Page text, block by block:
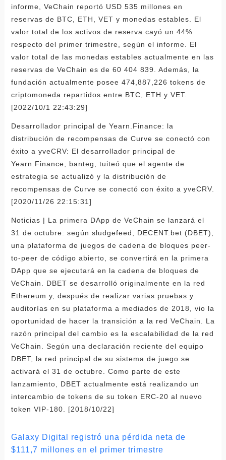
informe, VeChain reportó USD 535 millones en
reservas de BTC, ETH, VET y monedas estables. El
valor total de los activos de reserva cayó un 44%
respecto del primer trimestre, según el informe. El
valor total de las monedas estables actualmente en las
reservas de VeChain es de 60 404 839. Además, la
fundación actualmente posee 474,887,226 tokens de
criptomoneda repartidos entre BTC, ETH y VET.
[2022/10/1 22:43:29]
Desarrollador principal de Yearn.Finance: la
distribución de recompensas de Curve se conectó con
éxito a yveCRV: El desarrollador principal de
Yearn.Finance, banteg, tuiteó que el agente de
estrategia se actualizó y la distribución de
recompensas de Curve se conectó con éxito a yveCRV.
[2020/11/26 22:15:31]
Noticias | La primera DApp de VeChain se lanzará el
31 de octubre: según sludgefeed, DECENT.bet (DBET),
una plataforma de juegos de cadena de bloques peer-
to-peer de código abierto, se convertirá en la primera
DApp que se ejecutará en la cadena de bloques de
VeChain. DBET se desarrolló originalmente en la red
Ethereum y, después de realizar varias pruebas y
auditorías en su plataforma a mediados de 2018, vio la
oportunidad de hacer la transición a la red VeChain. La
razón principal del cambio es la escalabilidad de la red
VeChain. Según una declaración reciente del equipo
DBET, la red principal de su sistema de juego se
activará el 31 de octubre. Como parte de este
lanzamiento, DBET actualmente está realizando un
intercambio de tokens de su token ERC-20 al nuevo
token VIP-180. [2018/10/22]
Galaxy Digital registró una pérdida neta de
$111,7 millones en el primer trimestre